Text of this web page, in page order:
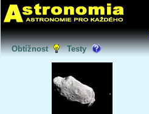
Obtížnost Testy